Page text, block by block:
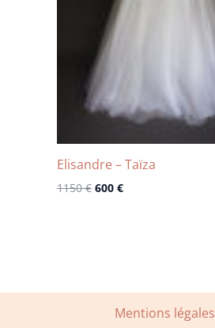
Elisandre – Taïza
1150€ 600 €
Mentions légales